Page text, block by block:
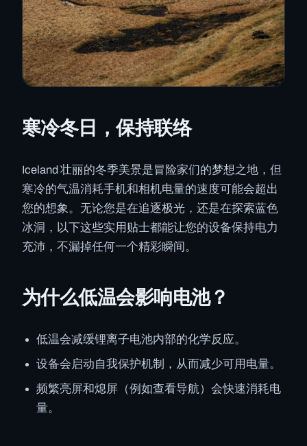
寒冷冬日，保持联络
Iceland 壮丽的冬季美景是冒险家们的梦想之地，但
寒冷的气温消耗手机和相机电量的速度可能会超出
您的想象。无论您是在追逐极光，还是在探索蓝色
冰洞，以下这些实用贴士都能让您的设备保持电力
充沛，不漏掉任何一个精彩瞬间。
为什么低温会影响电池？
低温会减缓锂离子电池内部的化学反应。
设备会启动自我保护机制，从而减少可用电量。
频繁亮屏和熄屏（例如查看导航）会快速消耗电
量。